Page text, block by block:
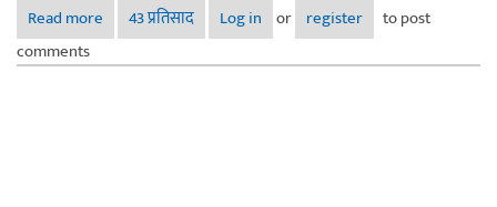
Read more about आरण्यक - हिरवाई (भाग – ०२ अ)
43 प्रतिसाद Log in or register
to post
comments